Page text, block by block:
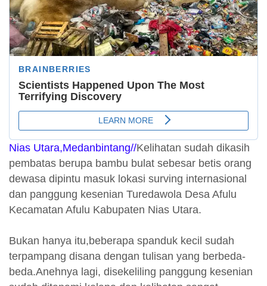
Nias Utara,Medanbintang//Kelihatan sudah dikasih
pembatas berupa bambu bulat sebesar betis orang
dewasa dipintu masuk lokasi surving internasional
dan panggung kesenian Turedawola Desa Afulu
Kecamatan Afulu Kabupaten Nias Utara.
Bukan hanya itu,beberapa spanduk kecil sudah
terpampang disana dengan tulisan yang berbeda-
beda.Anehnya lagi, disekeliling panggung kesenian